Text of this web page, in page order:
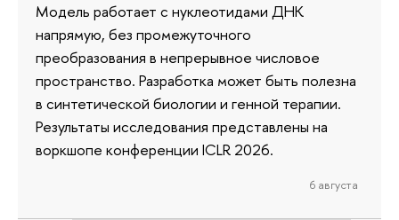
Модель работает с нуклеотидами ДНК
напрямую, без промежуточного
преобразования в непрерывное числовое
пространство. Разработка может быть полезна
в синтетической биологии и генной терапии.
Результаты исследования представлены на
воркшопе конференции ICLR 2026.
6 августа